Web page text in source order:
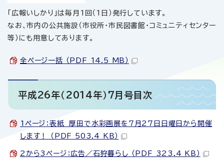
「広報いしかり」は毎月1回（1日）発行しています。
なお、市内の公共施設（市役所・市民図書館・コミュニティセンター
等）にも用意してあります。
全ページ一括 （PDF 14.5 MB）
平成26年（2014年）7月号目次
1ページ：表紙 厚田で水彩画展を7月27日日曜日から開催
します！ （PDF 503.4 KB）
2から3ページ：広告／石狩暮らし （PDF 323.4 KB）